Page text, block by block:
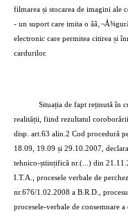
filmarea și stocarea de imagini ale
- un suport care imita o
electronic care permitea citirea și
cardurilor.
Situația de fapt reținută în
realității, fiind rezultatul
disp. art.63 alin.2 Cod procedură
18.09, 19.09 și 29.10.2007,
tehnico-științifică nr.(...) din
I.T.A., procesele verbale de
nr.676/1.02.2008 a B.R.D.,
procesele-verbale de consemnare